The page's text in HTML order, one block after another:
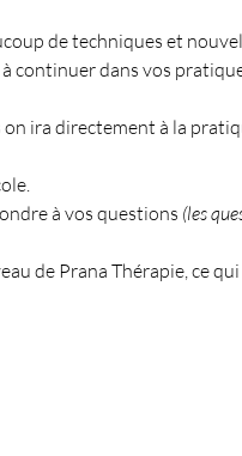
de techniques et
continuer dans vos
ira directement à la
à vos questions (les
de Prana Thérapie, ce